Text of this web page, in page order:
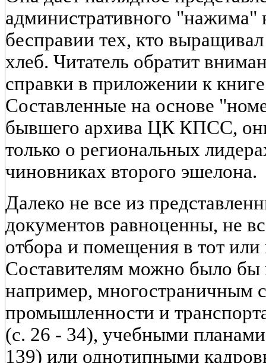
административного "нажима"
бесправии тех, кто выращивал
хлеб. Читатель обратит
справки в приложении к
Составленные на основе
бывшего архива ЦК КПСС,
только о региональных
чиновниках второго эшелона.
Далеко не все из
документов равноценны, не
отбора и помещения в тот или
Составителям можно было бы
например, многостраничным
промышленности и
(с. 26 - 34), учебными
139) или однотипными